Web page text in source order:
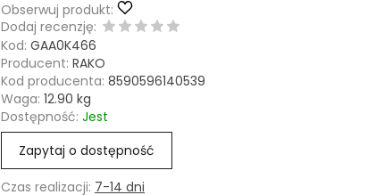
Obserwuj produkt:
Dodaj recenzję:
Kod: GAA0K466
Producent: RAKO
Kod producenta: 8590596140539
Waga: 12.90 kg
Dostępność: Jest
Zapytaj o dostępność
Czas realizacji: 7-14 dni